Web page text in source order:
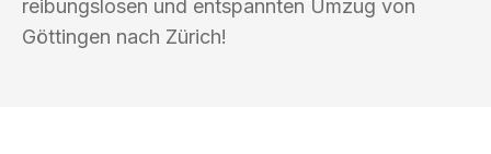
reibungslosen und entspannten Umzug von
Göttingen nach Zürich!